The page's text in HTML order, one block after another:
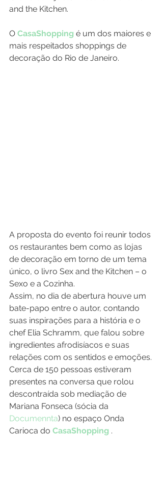
O CasaShopping é um dos maiores e
mais respeitados shoppings de
decoração do Rio de Janeiro.
A proposta do evento foi reunir todos
os restaurantes bem como as lojas
de decoração em torno de um tema
único, o livro Sex and the Kitchen – o
Sexo e a Cozinha.
Assim, no dia de abertura houve um
bate-papo entre o autor, contando
suas inspirações para a história e o
chef Elia Schramm, que falou sobre
ingredientes afrodisíacos e suas
relações com os sentidos e emoções.
Cerca de 150 pessoas estiveram
presentes na conversa que rolou
descontraída sob mediação de
Mariana Fonseca (sócia da
Documennta) no espaço Onda
Carioca do CasaShopping .